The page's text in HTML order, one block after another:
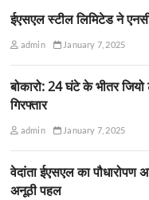
ईएसएल स्टील लिमिटेड ने
admin January 7, 2025
बोकारो: 24 घंटे के भीतर जियो
गिरफ्तार
admin January 7, 2025
वेदांता ईएसएल का पौधारोपण
अनूठी पहल